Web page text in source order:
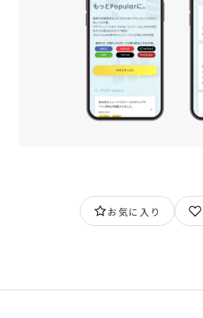
お気に入り